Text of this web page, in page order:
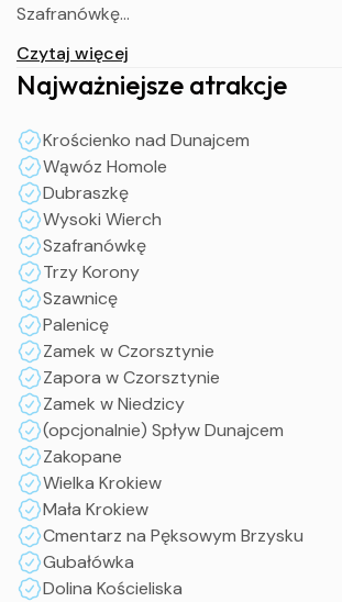
Szafranówkę
II dzień
Śniadanie
Spotkanie z przewodnikiem i wejście na
Zwiedzanie Szawnicy
Czorsztyn: zamek i zapora
Niedzica: zwiedzanie zamku
Opcjonalnie: spływ Dunajcem lub wjazd
Obiadokolacja i nocleg
III dzień
Śniadanie
Zwiedzanie Zakopanego z
Krokiew, cmentarz na Pęksowym
podziwianie panoramy Tatr
Opcjonalnie: spacer do Doliny Kościeliskiej
Spacer po Krupówkach, zakup pamiątek
Przyjazd na miejsce zbiórki w godzinach
Czytaj więcej
Najważniejsze atrakcje
Krościenko nad Dunajcem
Wąwóz Homole
Dubraszkę
Wysoki Wierch
Szafranówkę
Trzy Korony
Szawnicę
Palenicę
Zamek w Czorsztynie
Zapora w Czorsztynie
Zamek w Niedzicy
(opcjonalnie) Spływ Dunajcem
Zakopane
Wielka Krokiew
Mała Krokiew
Cmentarz na Pęksowym Brzysku
Gubałówka
Dolina Kościeliska